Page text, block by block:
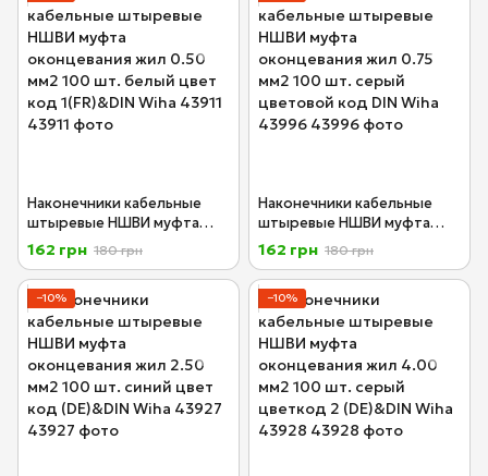
Наконечники кабельные
штыревые НШВИ муфта
оконцевания жил 0.50 мм2
100 шт. белый цвет код
1(FR)&DIN Wiha 43911
162 грн 180 грн
Наконечники кабельные
штыревые НШВИ муфта
оконцевания жил 0.75 мм2
100 шт. серый цветовой
код DIN Wiha 43996
162 грн 180 грн
−10% −10%